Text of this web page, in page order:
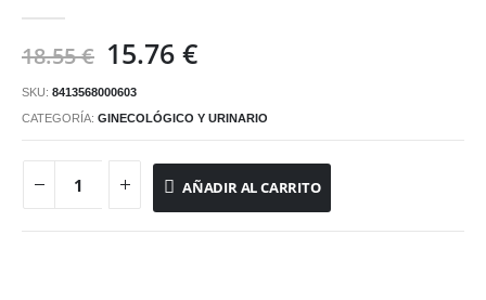
18.55€ El
precio
original
era:
18.55 €.
15.76€
actual
es:
15.76 €.
SKU: 8413568000603
CATEGORÍA: GINECOLÓGICO Y URINARIO
AÑADIR AL CARRITO